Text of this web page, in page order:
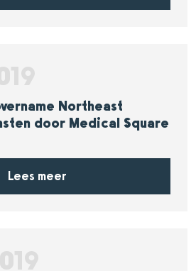
Northeast
door Medical Square
Lees meer